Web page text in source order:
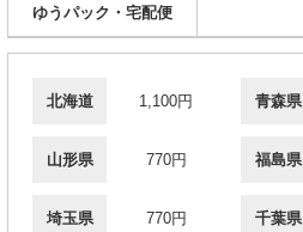
ゆうパック・宅配便
北海道 1,100円 青森県
山形県 770円 福島県
埼玉県 770円 千葉県